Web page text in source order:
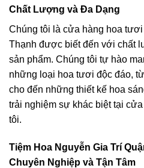
Chất Lượng và Đa Dạng
Chúng tôi là cửa hàng hoa
Thạnh được biết đến với chất
sản phẩm. Chúng tôi tự hào
những loại hoa tươi độc đáo,
cho đến những thiết kế hoa
trải nghiệm sự khác biệt tại
tôi.
Tiệm Hoa Nguyễn Gia Trí
Chuyên Nghiệp và Tận Tâm